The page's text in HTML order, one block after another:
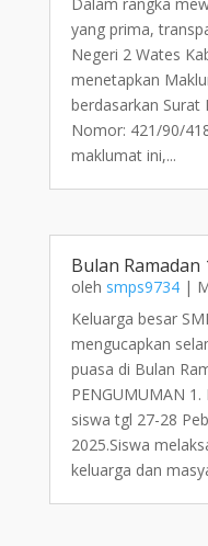
yang prima,
Negeri 2 Wates
menetapkan
berdasarkan Surat
Nomor: 421/90/
maklumat ini,...
Bulan Ramadan
oleh smps9734|
Keluarga besar
mengucapkan
puasa di Bulan
PENGUMUMAN
siswa tgl 27-28
2025.Siswa
keluarga dan